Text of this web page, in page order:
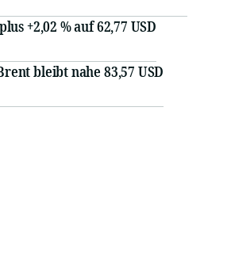
+2,02 % auf 62,77 USD
bleibt nahe 83,57 USD